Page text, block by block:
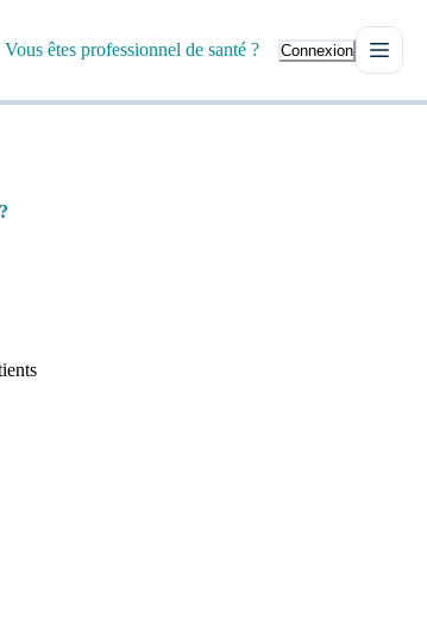
Vous êtes professionnel de santé ? Connexion